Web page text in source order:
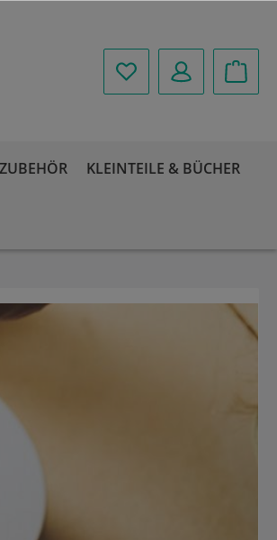
KLEINTEILE & BÜCHER